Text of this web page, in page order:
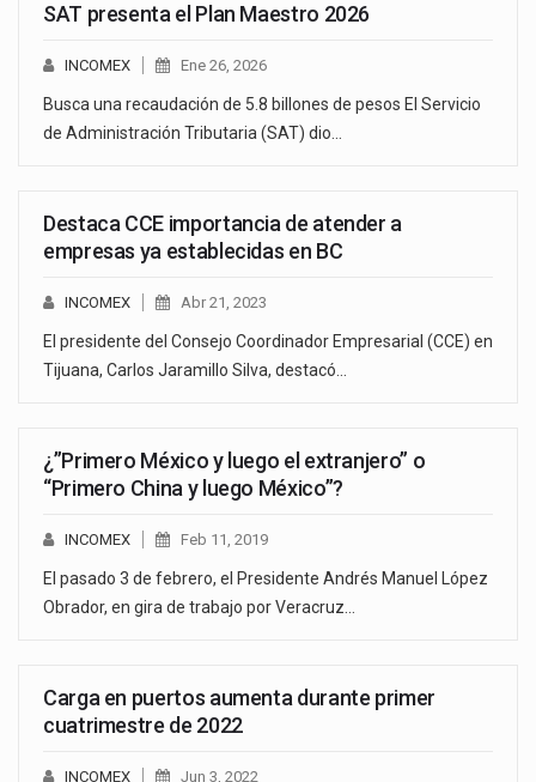
SAT presenta el Plan Maestro 2026
INCOMEX Ene 26, 2026
Busca una recaudación de 5.8 billones de pesos El Servicio
de Administración Tributaria (SAT) dio…
Destaca CCE importancia de atender a
empresas ya establecidas en BC
INCOMEX Abr 21, 2023
El presidente del Consejo Coordinador Empresarial (CCE) en
Tijuana, Carlos Jaramillo Silva, destacó…
¿”Primero México y luego el extranjero” o
“Primero China y luego México”?
INCOMEX Feb 11, 2019
El pasado 3 de febrero, el Presidente Andrés Manuel López
Obrador, en gira de trabajo por Veracruz…
Carga en puertos aumenta durante primer
cuatrimestre de 2022
INCOMEX Jun 3, 2022